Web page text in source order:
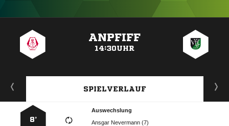
ANPFIFF
14:30UHR
SPIELVERLAUF
Auswechslung
  
8’